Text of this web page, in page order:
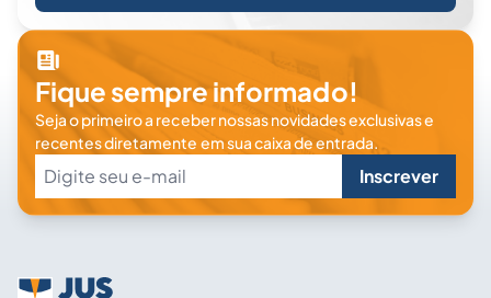
Fique sempre informado!
Seja o primeiro a receber nossas novidades exclusivas e
recentes diretamente em sua caixa de entrada.
Inscrever